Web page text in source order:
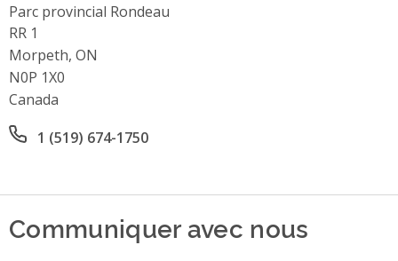
Parc provincial Rondeau
Address
RR 1
Morpeth, ON
N0P 1X0
Canada
Office phone number
1 (519) 674-1750
Communiquer avec nous